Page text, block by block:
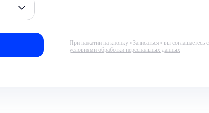
При нажатии на кнопку «Записаться» вы соглашаетесь с
условиями обработки персональных данных